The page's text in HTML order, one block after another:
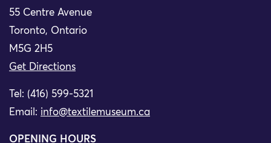
55 Centre Avenue
Toronto, Ontario
M5G 2H5
Get Directions
Tel: (416) 599-5321
Email: info@textilemuseum.ca
OPENING HOURS